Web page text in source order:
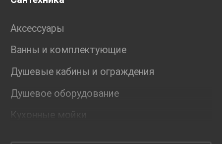
Аксессуары
Ванны и комплектующие
Душевые кабины и ограждения
Душевое оборудование
Кухонные мойки